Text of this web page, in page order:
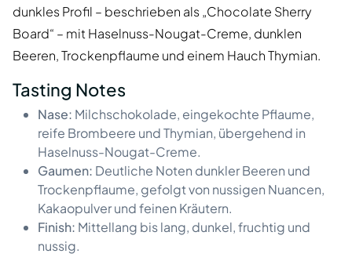
dunkles Profil – beschrieben als „Chocolate Sherry
Board“ – mit Haselnuss-Nougat-Creme, dunklen
Beeren, Trockenpflaume und einem Hauch Thymian.
Tasting Notes
Nase: Milchschokolade, eingekochte Pflaume,
reife Brombeere und Thymian, übergehend in
Haselnuss-Nougat-Creme.
Gaumen: Deutliche Noten dunkler Beeren und
Trockenpflaume, gefolgt von nussigen Nuancen,
Kakaopulver und feinen Kräutern.
Finish: Mittellang bis lang, dunkel, fruchtig und
nussig.